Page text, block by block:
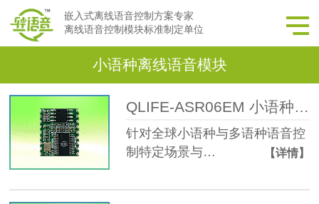
嵌入式离线语音控制方案专家
离线语音控制模块标准制定单位
小语种离线语音模块
QLIFE-ASR06EM 小语种离线语音模块
针对全球小语种与多语种语音控
制特定场景与…
【详情】